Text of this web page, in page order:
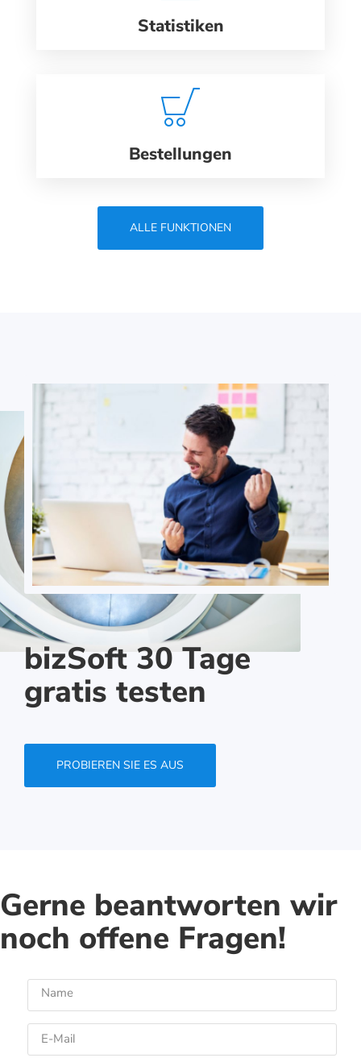
Statistiken
Bestellungen
ALLE FUNKTIONEN
bizSoft 30 Tage
gratis testen
PROBIEREN SIE ES AUS
Gerne beantworten wir
noch offene Fragen!